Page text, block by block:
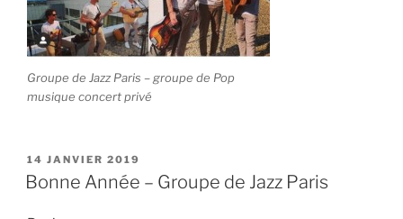
Groupe de Jazz Paris – groupe de Pop
musique concert privé
PUBLIÉ
LE
14 JANVIER 2019
Bonne Année – Groupe de Jazz Paris